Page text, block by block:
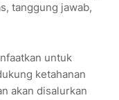
tanggung jawab,
untuk
ketahanan
akan disalurkan